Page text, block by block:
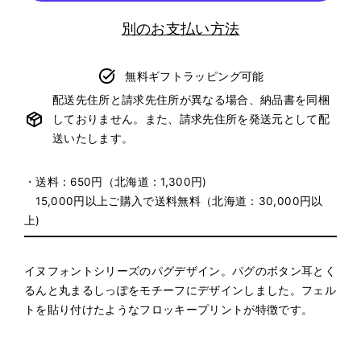
別のお支払い方法
無料ギフトラッピング可能
配送先住所と請求先住所が異なる場合、納品書を同梱
しておりません。また、請求先住所を発送元として配
送いたします。
・送料：650円（北海道：1,300円)
15,000円以上ご購入で送料無料（北海道：30,000円以
上)
イヌフォントシリーズのパグデザイン。パグのボタン耳とく
るんと丸まるしっぽをモチーフにデザインしました。フェル
トを貼り付けたようなフロッキープリントが特徴です。